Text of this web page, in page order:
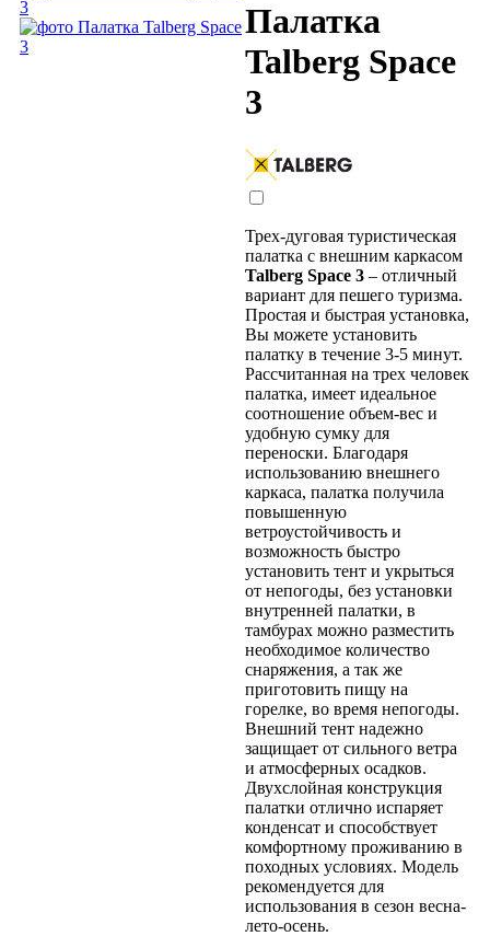
Палатка
Talberg Space
3
Трех-дуговая туристическая
палатка с внешним каркасом
Talberg Space 3 – отличный
вариант для пешего туризма.
Простая и быстрая установка,
Вы можете установить
палатку в течение 3-5 минут.
Рассчитанная на трех человек
палатка, имеет идеальное
соотношение объем-вес и
удобную сумку для
переноски. Благодаря
использованию внешнего
каркаса, палатка получила
повышенную
ветроустойчивость и
возможность быстро
установить тент и укрыться
от непогоды, без установки
внутренней палатки, в
тамбурах можно разместить
необходимое количество
снаряжения, а так же
приготовить пищу на
горелке, во время непогоды.
Внешний тент надежно
защищает от сильного ветра
и атмосферных осадков.
Двухслойная конструкция
палатки отлично испаряет
конденсат и способствует
комфортному проживанию в
походных условиях. Модель
рекомендуется для
использования в сезон весна-
лето-осень.